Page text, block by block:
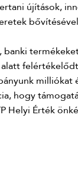
újítások,
milliókat
hogy
Helyi Érték